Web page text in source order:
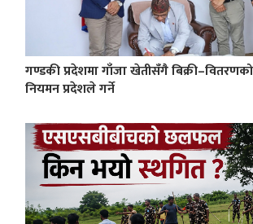
गण्डकी प्रदेशमा गाँजा खेतीसँगै
नियमन प्रदेशले गर्ने